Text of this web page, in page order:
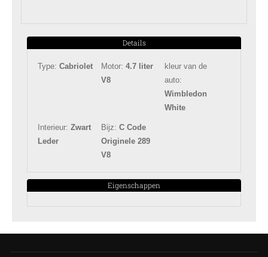
Details
Type: Cabriolet Motor:4.7 liter
V8
kleur van de
auto:
Wimbledon
White
Interieur: Zwart
Leder
Bijz:C Code
Originele 289
V8
Eigenschappen